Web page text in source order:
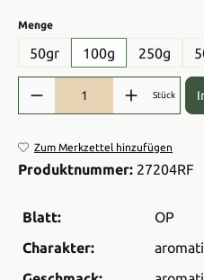
Mengeauswählen
50gr 100g 250g
Produkt Anzahl: Gib den
Stück
Zum Merkzettel hinzufügen
Produktnummer: 27204RF
Blatt:
OP
Charakter: